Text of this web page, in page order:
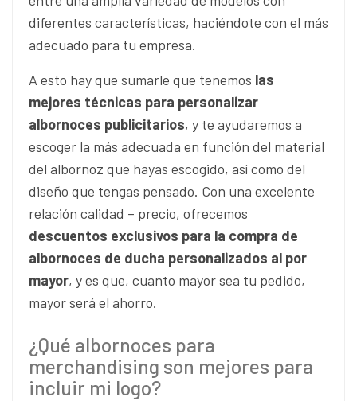
diferentes características, haciéndote con el más
adecuado para tu empresa.
A esto hay que sumarle que tenemos las
mejores técnicas para personalizar
albornoces publicitarios, y te ayudaremos a
escoger la más adecuada en función del material
del albornoz que hayas escogido, así como del
diseño que tengas pensado. Con una excelente
relación calidad – precio, ofrecemos
descuentos exclusivos para la compra de
albornoces de ducha personalizados al por
mayor, y es que, cuanto mayor sea tu pedido,
mayor será el ahorro.
¿Qué albornoces para
merchandising son mejores para
incluir mi logo?